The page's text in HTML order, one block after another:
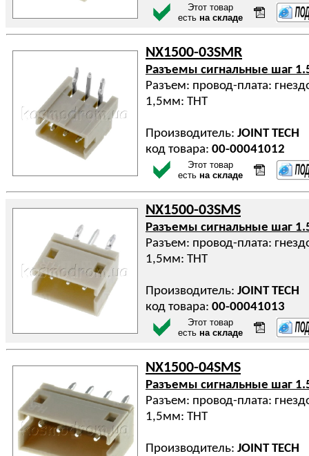
Этот товар
есть на складе
NX1500-03SMR
Разъемы сигнальные шаг
Разъем: провод-плата:
1,5мм: THT
Производитель: JOINT TECH
код товара: 00-00041012
Этот товар
есть на складе
NX1500-03SMS
Разъемы сигнальные шаг
Разъем: провод-плата:
1,5мм: THT
Производитель: JOINT TECH
код товара: 00-00041013
Этот товар
есть на складе
NX1500-04SMS
Разъемы сигнальные шаг
Разъем: провод-плата:
1,5мм: THT
Производитель: JOINT TECH